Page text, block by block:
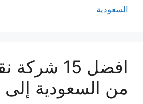
السعودية
افضل 15
من السعودية إلى